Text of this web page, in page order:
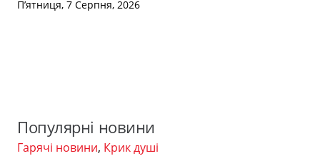
П’ятниця, 7 Серпня, 2026
Популярні новини
Гарячі новини, Крик душі